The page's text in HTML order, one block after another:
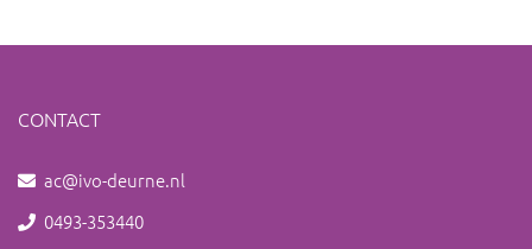
CONTACT
ac@ivo-deurne.nl
0493-353440